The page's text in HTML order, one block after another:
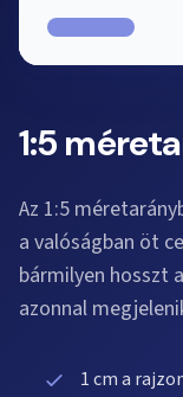
1:5
Az 1:5
a valóságban öt
bármilyen hosszt
azonnal
1 cm a